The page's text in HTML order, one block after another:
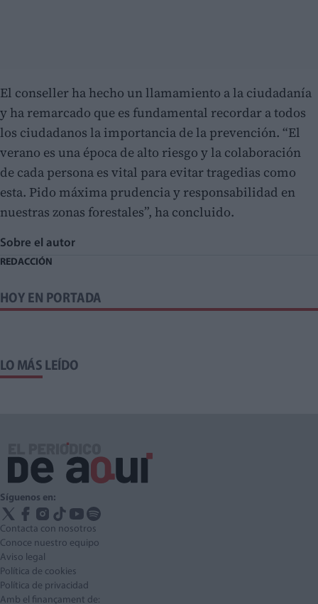
El conseller ha hecho un llamamiento a la ciudadanía
y ha remarcado que es fundamental recordar a todos
los ciudadanos la importancia de la prevención. “El
verano es una época de alto riesgo y la colaboración
de cada persona es vital para evitar tragedias como
esta. Pido máxima prudencia y responsabilidad en
nuestras zonas forestales”, ha concluido.
Sobre el autor
REDACCIÓN
HOY EN PORTADA
LO MÁS LEÍDO
Síguenos en:
Contacta con nosotros
Conoce nuestro equipo
Aviso legal
Política de cookies
Política de privacidad
Amb el finançament de: